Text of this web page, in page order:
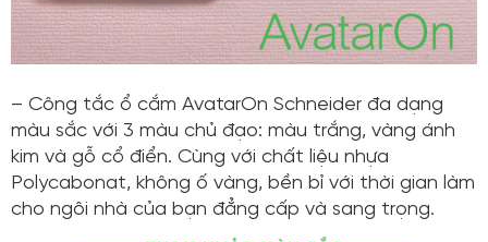
– Công tắc ổ cắm AvatarOn Schneider đa dạng
màu sắc với 3 màu chủ đạo: màu trắng, vàng ánh
kim và gỗ cổ điển. Cùng với chất liệu nhựa
Polycabonat, không ố vàng, bền bỉ với thời gian làm
cho ngôi nhà của bạn đẳng cấp và sang trọng.